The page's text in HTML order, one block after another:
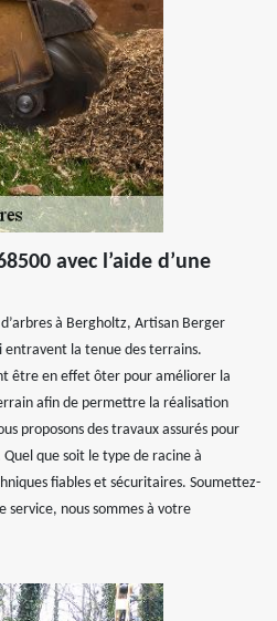
avec l’aide d’une
à Bergholtz, Artisan Berger
entravent la tenue des terrains.
être en effet ôter pour améliorer la
afin de permettre la réalisation
proposons des travaux assurés pour
que soit le type de racine à
fiables et sécuritaires. Soumettez-
service, nous sommes à votre